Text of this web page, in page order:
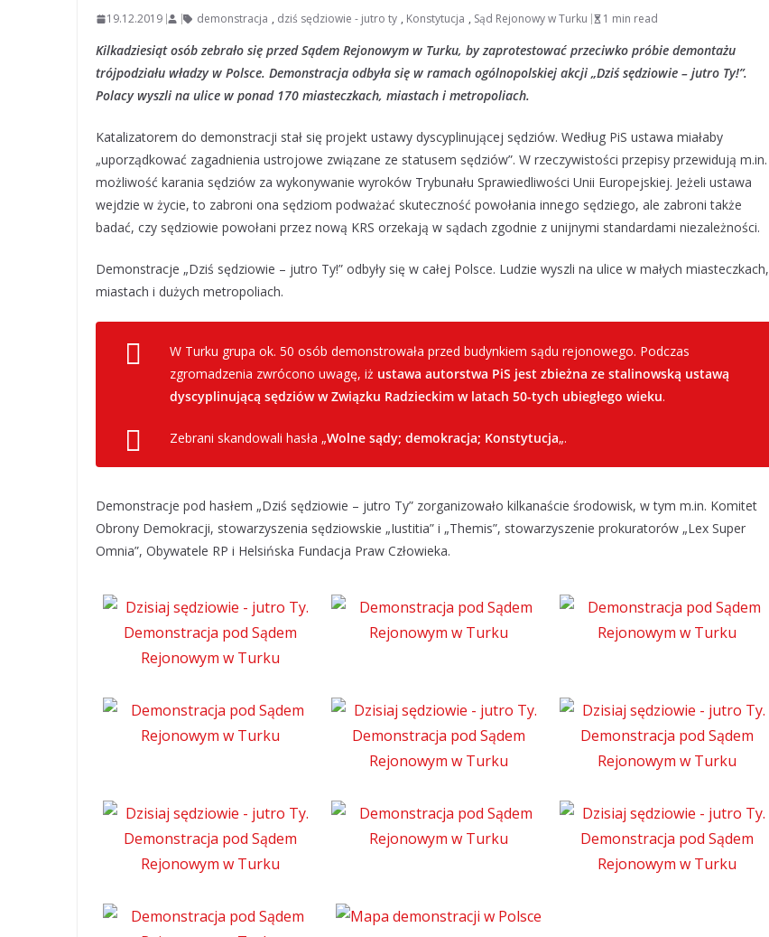
19.12.2019 demonstracja , dziś sędziowie - jutro ty , Konstytucja , Sąd Rejonowy w Turku 1 min read
Kilkadziesiąt osób zebrało się przed Sądem Rejonowym w Turku, by zaprotestować przeciwko próbie demontażu
trójpodziału władzy w Polsce. Demonstracja odbyła się w ramach ogólnopolskiej akcji „Dziś sędziowie – jutro Ty!”.
Polacy wyszli na ulice w ponad 170 miasteczkach, miastach i metropoliach.
Katalizatorem do demonstracji stał się projekt ustawy dyscyplinującej sędziów. Według PiS ustawa miałaby
„uporządkować zagadnienia ustrojowe związane ze statusem sędziów”. W rzeczywistości przepisy przewidują m.in.
możliwość karania sędziów za wykonywanie wyroków Trybunału Sprawiedliwości Unii Europejskiej. Jeżeli ustawa
wejdzie w życie, to zabroni ona sędziom podważać skuteczność powołania innego sędziego, ale zabroni także
badać, czy sędziowie powołani przez nową KRS orzekają w sądach zgodnie z unijnymi standardami niezależności.
Demonstracje „Dziś sędziowie – jutro Ty!” odbyły się w całej Polsce. Ludzie wyszli na ulice w małych miasteczkach,
miastach i dużych metropoliach.
W Turku grupa ok. 50 osób demonstrowała przed budynkiem sądu rejonowego. Podczas
zgromadzenia zwrócono uwagę, iż ustawa autorstwa PiS jest zbieżna ze stalinowską ustawą
dyscyplinującą sędziów w Związku Radzieckim w latach 50-tych ubiegłego wieku.
Zebrani skandowali hasła „Wolne sądy; demokracja; Konstytucja„.
Demonstracje pod hasłem „Dziś sędziowie – jutro Ty” zorganizowało kilkanaście środowisk, w tym m.in. Komitet
Obrony Demokracji, stowarzyszenia sędziowskie „Iustitia” i „Themis”, stowarzyszenie prokuratorów „Lex Super
Omnia”, Obywatele RP i Helsińska Fundacja Praw Człowieka.